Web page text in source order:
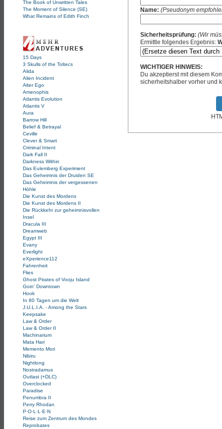
The Book of Unwritten Tales
The Moment of Silence (SE)
What Remains of Edith Finch
15 Days
3 Skulls of the Toltecs
Alida
Alien Incident
Alter Ego
Amenophis
Atlantis Evolution
Atlantis V
Aura
Barrow Hill
Belief & Betrayal
Ceville
Clever & Smart
Criminal Intent
Dark Fall II
Darkness Within
Das Eulemberg Experiment
Das Geheimnis der Druiden SE
Das Geheimnis der vergessenen
Höhle
Die Kunst des Mordens
Die Kunst des Mordens II
Die Rückkehr zur geheimnisvollen
Insel
Dracula III
Dreamweb
Egypt III
Evany
Everlight
eXperience112
Fahrenheit
Flies
Ghost Pirates of Vooju Island
Goin' Downtown
Hook
In 80 Tagen um die Welt
J.U.L.I.A. - Among the Stars
Keepsake
Law & Order
Law & Order II
Machinarium
Mata Hari
Memento Mori
Nibiru
Nightlong
Nostradamus
Outlast (+DLC)
Overclocked
Paradise
Penumbra II
Perry Rhodan
P·O·L·L·E·N
Reise zum Zentrum des Mondes
Reprobates
Name: (Pseudonym
Sicherheitsprüfung: (Wir
Ermittle folgendes Ergebnis:
WICHTIGER HINWEIS:
Du akzeptierst mit diesem
sicherheitshalber vorher und